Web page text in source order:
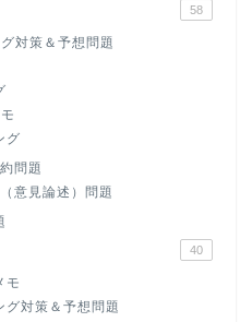
58
対策＆予想問題
グ
問題
意見論述）問題
40
モ
グ対策＆予想問題